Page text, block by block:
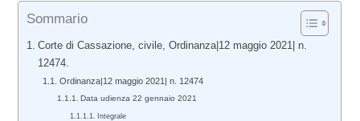
Sommario
Corte di Cassazione, civile, Ordinanza|12 maggio 2021| n.
12474.
Ordinanza|12 maggio 2021| n. 12474
Data udienza 22 gennaio 2021
Integrale